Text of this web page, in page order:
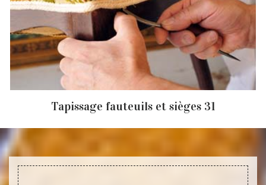
Tapissage fauteuils et sièges 31